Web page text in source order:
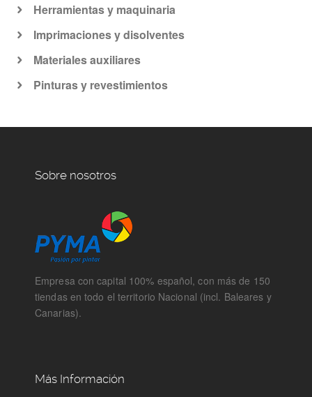
Herramientas y maquinaria
Imprimaciones y disolventes
Materiales auxiliares
Pinturas y revestimientos
Sobre nosotros
Empresa con capital 100% español, con más de 150
tiendas en todo el territorio Nacional (incl. Baleares y
Canarias).
Más Información